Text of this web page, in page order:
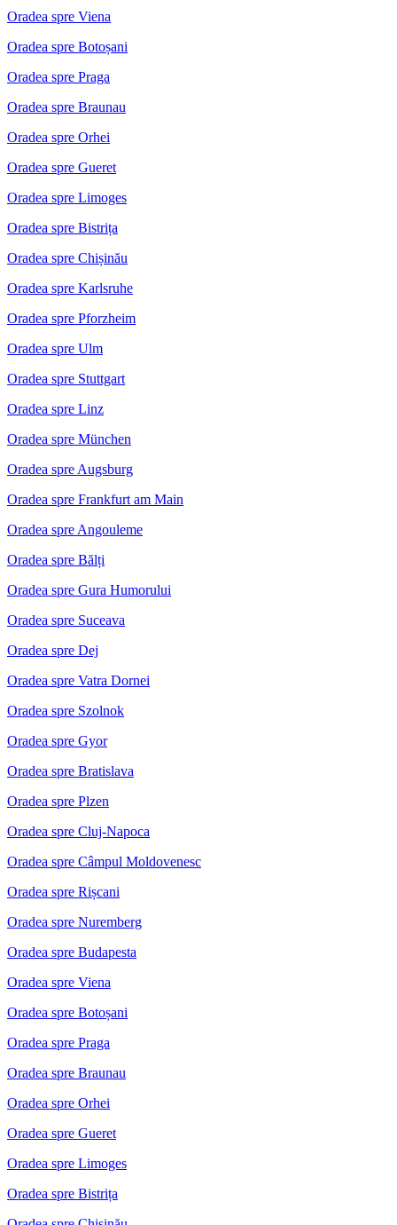
Oradea spre Viena
Oradea spre Botoșani
Oradea spre Praga
Oradea spre Braunau
Oradea spre Orhei
Oradea spre Gueret
Oradea spre Limoges
Oradea spre Bistrița
Oradea spre Chișinău
Oradea spre Karlsruhe
Oradea spre Pforzheim
Oradea spre Ulm
Oradea spre Stuttgart
Oradea spre Linz
Oradea spre München
Oradea spre Augsburg
Oradea spre Frankfurt am Main
Oradea spre Angouleme
Oradea spre Bălți
Oradea spre Gura Humorului
Oradea spre Suceava
Oradea spre Dej
Oradea spre Vatra Dornei
Oradea spre Szolnok
Oradea spre Gyor
Oradea spre Bratislava
Oradea spre Plzen
Oradea spre Cluj-Napoca
Oradea spre Câmpul Moldovenesc
Oradea spre Rișcani
Oradea spre Nuremberg
Oradea spre Budapesta
Oradea spre Viena
Oradea spre Botoșani
Oradea spre Praga
Oradea spre Braunau
Oradea spre Orhei
Oradea spre Gueret
Oradea spre Limoges
Oradea spre Bistrița